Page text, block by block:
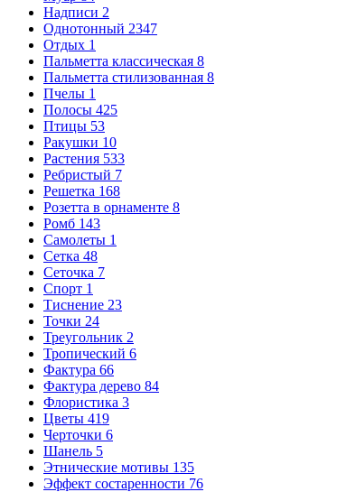
Надписи 2
Однотонный 2347
Отдых 1
Пальметта классическая 8
Пальметта стилизованная 8
Пчелы 1
Полосы 425
Птицы 53
Ракушки 10
Растения 533
Ребристый 7
Решетка 168
Розетта в орнаменте 8
Ромб 143
Самолеты 1
Сетка 48
Сеточка 7
Спорт 1
Тиснение 23
Точки 24
Треугольник 2
Тропический 6
Фактура 66
Фактура дерево 84
Флористика 3
Цветы 419
Черточки 6
Шанель 5
Этнические мотивы 135
Эффект состаренности 76